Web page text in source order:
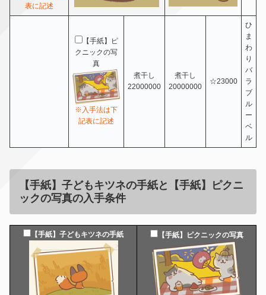
表に記述
【手紙】ピ
クニックの写
真
※入手法は下
記表に記述
煮干し
22000000
煮干し
20000000
☆23000
ひ
ま
わ
り
バ
ラ
ブ
ル
ー
ベ
ル
【手紙】 子どもキツネの手紙と
【手紙】ピクニ
ックの写真の入手条件
【手紙】子どもキツネの手紙 【手紙】ピクニックの写真